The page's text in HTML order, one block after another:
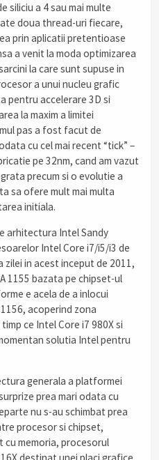
siliciu a 4 sau mai multe
doua thread-uri fiecare,
prin aplicatii pretentioase
a venit la moda optimizarea
la care sunt supuse in
a unui nucleu grafic
pentru accelerare 3D si
la maxim a limitei
pas a fost facut de
cu cel mai recent “tick” –
pe 32nm, cand am vazut
precum si o evolutie a
sa ofere mult mai multa
initiala.
arhitectura Intel Sandy
Intel Core i7/i5/i3 de
zilei in acest inceput de 2011,
1155 bazata pe chipset-ul
e acela de a inlocui
acoperind zona
ce Intel Core i7 980X si
solutia Intel pentru
generala a platformei
prea mari odata cu
nu s-au schimbat prea
procesor si chipset,
memoria, procesorul